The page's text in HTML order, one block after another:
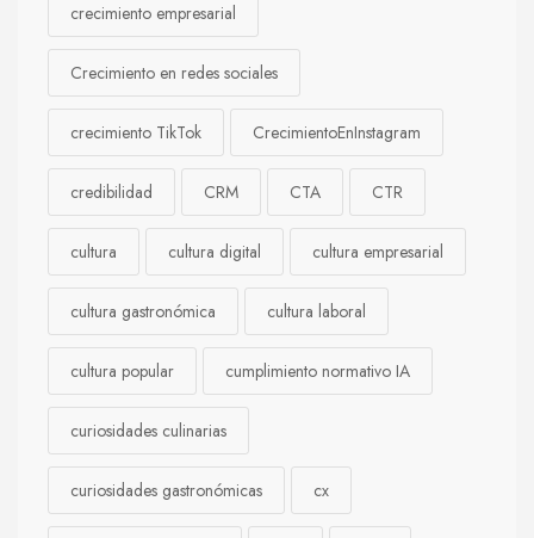
crecimiento empresarial
Crecimiento en redes sociales
crecimiento TikTok CrecimientoEnInstagram
credibilidad CRM CTA CTR
cultura cultura digital cultura empresarial
cultura gastronómica cultura laboral
cultura popular cumplimiento normativo IA
curiosidades culinarias
curiosidades gastronómicas cx